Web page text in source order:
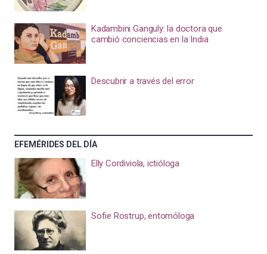
Kadambini Ganguly: la doctora que
cambió conciencias en la India
Descubrir a través del error
EFEMÉRIDES DEL DÍA
Elly Cordiviola, ictióloga
Sofie Rostrup, entomóloga